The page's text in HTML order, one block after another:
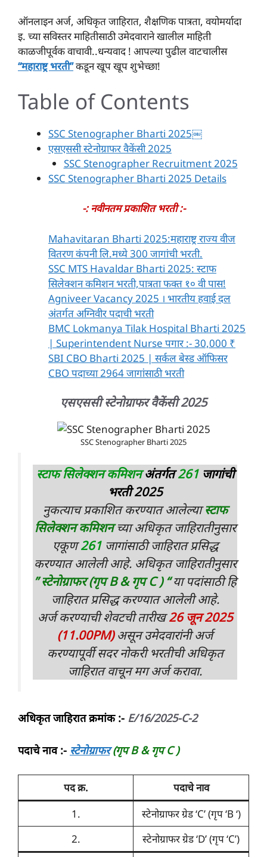
ऑनलाइन अर्ज, अधिकृत जाहिरात, शैक्षणिक पात्रता, वयोमर्यादा
इ. च्या सविस्तर माहितीसाठी उमेदवाराने खालील माहिती
काळजीपूर्वक वाचावी..धन्यवाद ! आपल्या पुढील वाटचालीस
“महाराष्ट्र भरती”कडून खूप खूप शुभेच्छा!
Table of Contents
SSC Stenographer Bharti 2025￼
एसएससी स्टेनोग्राफर वैकेंसी 2025
SSC Stenographer Recruitment 2025
SSC Stenographer Bharti 2025 Details
-: नवीनतम प्रकाशित भरती :-
Mahavitaran Bharti 2025:महाराष्ट्र राज्य वीज
वितरण कंपनी लि.मध्ये 300 जागांची भरती.
SSC MTS Havaldar Bharti 2025: स्टाफ
सिलेक्शन कमिशन भरती,पात्रता फक्त १० वी पास!
Agniveer Vacancy 2025 । भारतीय हवाई दल
अंतर्गत अग्निवीर पदाची भरती
BMC Lokmanya Tilak Hospital Bharti 2025
| Superintendent Nurse पगार :- 30,000 ₹
SBI CBO Bharti 2025 | सर्कल बेस्ड ऑफिसर
CBO पदाच्या 2964 जागांसाठी भरती
एसएससी स्टेनोग्राफर वैकेंसी 2025
SSC Stenographer Bharti 2025
स्टाफ सिलेक्शन कमिशनअंतर्गत261जागांची
भरती 2025
नुकत्याच प्रकाशित करण्यात आलेल्यास्टाफ
सिलेक्शन कमिशनच्या अधिकृत जाहिरातीनुसार
एकूण261 जागांसाठी जाहिरात प्रसिद्ध
करण्यात आलेली आहे. अधिकृत जाहिरातीनुसार
” स्टेनोग्राफर (गृप B & गृप C ) “या पदांसाठी हि
जाहिरात प्रसिद्ध करण्यात आलेली आहे.
अर्ज करण्याची शेवटची तारीख 26 जून 2025
(11.00PM) असून उमेदवारांनी अर्ज
करण्यापूर्वी सदर नोकरी भरतीची अधिकृत
जाहिरात वाचून मग अर्ज करावा.
अधिकृत जाहिरात क्रमांक :- E/16/2025-C-2
पदाचे नाव :- स्टेनोग्राफर(गृप B & गृप C )
पद क्र.
पदाचे नाव
1.
स्टेनोग्राफर ग्रेड ‘C’ (गृप ‘B ‘)
2.
स्टेनोग्राफर ग्रेड ‘D’ (गृप ‘C’)